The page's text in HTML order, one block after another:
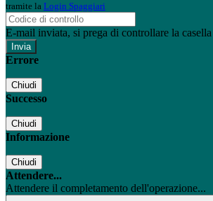
tramite la Login Spaggiari
E-mail inviata, si prega di controllare la
Errore
Chiudi
Successo
Chiudi
Informazione
Chiudi
Attendere...
Attendere il completamento dell'operazione...